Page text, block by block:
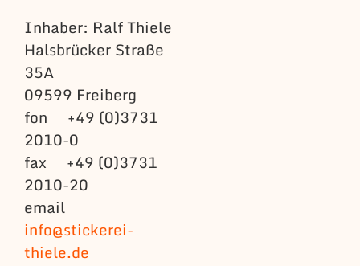
Inhaber: Ralf Thiele
Halsbrücker Straße
35A
09599 Freiberg
fon +49 (0)3731
2010-0
fax +49 (0)3731
2010-20
email
info@stickerei-
thiele.de